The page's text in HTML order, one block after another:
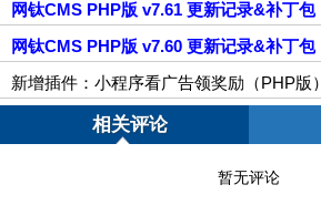
网钛CMS PHP版 v7.61 更新记录&补丁包
网钛CMS PHP版 v7.60 更新记录&补丁包
新增插件：小程序看广告领奖励（PHP版）
相关评论
暂无评论